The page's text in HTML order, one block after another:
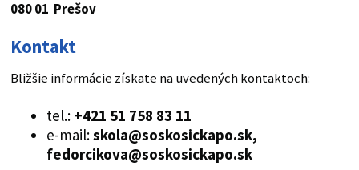
080 01 Prešov
Kontakt
Bližšie informácie získate na uvedených kontaktoch:
tel.: +421 51 758 83 11
e-mail:skola@soskosickapo.sk,
fedorcikova@soskosickapo.sk